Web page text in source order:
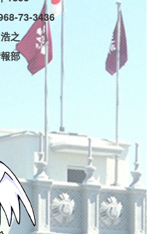
73-3436
之
部